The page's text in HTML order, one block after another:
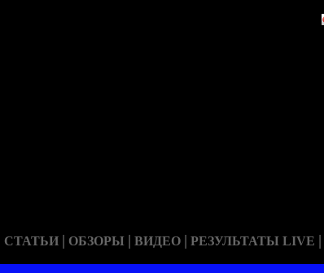
СТАТЬИ | ОБЗОРЫ | ВИДЕО | РЕЗУЛЬТАТЫ LIVE |